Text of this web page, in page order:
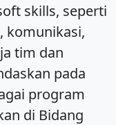
skills, seperti
komunikasi,
tim dan
pada
program
di Bidang